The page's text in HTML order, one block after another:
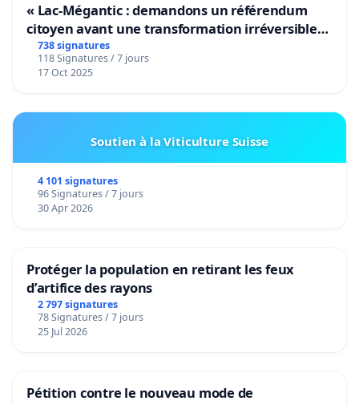
« Lac-Mégantic : demandons un référendum
citoyen avant une transformation irréversible
de notre territoire »
738 signatures
118 Signatures / 7 jours
17 Oct 2025
Soutien à la Viticulture Suisse
4 101 signatures
96 Signatures / 7 jours
30 Apr 2026
Protéger la population en retirant les feux
d’artifice des rayons
2 797 signatures
78 Signatures / 7 jours
25 Jul 2026
Pétition contre le nouveau mode de